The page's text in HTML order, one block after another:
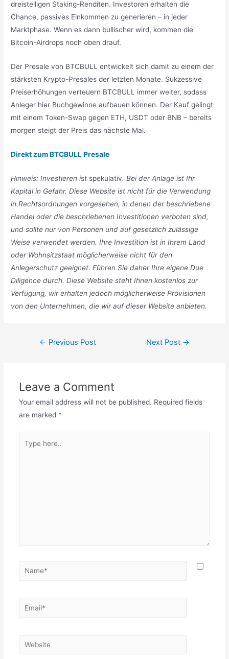
dreistelligen Staking-Renditen. Investoren erhalten die
Chance, passives Einkommen zu generieren – in jeder
Marktphase. Wenn es dann bullischer wird, kommen die
Bitcoin-Airdrops noch oben drauf.
Der Presale von BTCBULL entwickelt sich damit zu einem der
stärksten Krypto-Presales der letzten Monate. Sukzessive
Preiserhöhungen verteuern BTCBULL immer weiter, sodass
Anleger hier Buchgewinne aufbauen können. Der Kauf gelingt
mit einem Token-Swap gegen ETH, USDT oder BNB – bereits
morgen steigt der Preis das nächste Mal.
Direkt zum BTCBULL Presale
Hinweis: Investieren ist spekulativ. Bei der Anlage ist Ihr
Kapital in Gefahr. Diese Website ist nicht für die Verwendung
in Rechtsordnungen vorgesehen, in denen der beschriebene
Handel oder die beschriebenen Investitionen verboten sind,
und sollte nur von Personen und auf gesetzlich zulässige
Weise verwendet werden. Ihre Investition ist in Ihrem Land
oder Wohnsitzstaat möglicherweise nicht für den
Anlegerschutz geeignet. Führen Sie daher Ihre eigene Due
Diligence durch. Diese Website steht Ihnen kostenlos zur
Verfügung, wir erhalten jedoch möglicherweise Provisionen
von den Unternehmen, die wir auf dieser Website anbieten.
Post← Previous Post Next Post →
Leave a Comment
Your email address will not be published. Required fields
are marked *
here..
Name*
Email*
Website